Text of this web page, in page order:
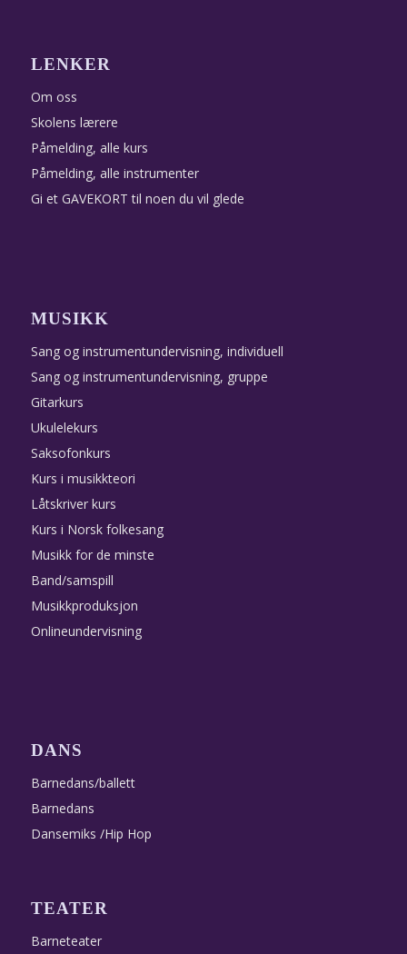
LENKER
Om oss
Skolens lærere
Påmelding, alle kurs
Påmelding, alle instrumenter
Gi et GAVEKORT til noen du vil glede
MUSIKK
Sang og instrumentundervisning, individuell
Sang og instrumentundervisning, gruppe
Gitarkurs
Ukulelekurs
Saksofonkurs
Kurs i musikkteori
Låtskriver kurs
Kurs i Norsk folkesang
Musikk for de minste
Band/samspill
Musikkproduksjon
Onlineundervisning
DANS
Barnedans/ballett
Barnedans
Dansemiks /Hip Hop
TEATER
Barneteater